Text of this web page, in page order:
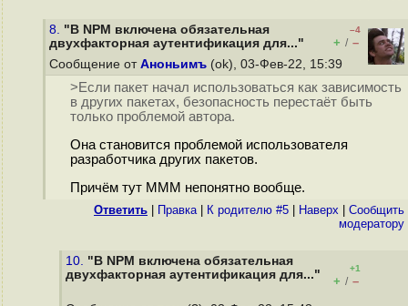
8. "В NPM включена обязательная
двухфакторная аутентификация для..."
–4
+ / –
Сообщение от Аноньимъ (ok), 03-Фев-22, 15:39
>Если пакет начал использоваться как зависимость
в других пакетах, безопасность перестаёт быть
только проблемой автора.
Она становится проблемой использователя
разработчика других пакетов.
Причём тут МММ непонятно вообще.
Ответить Правка| К родителю #5 Наверх
Cообщить
модератору
10. "В NPM включена обязательная
двухфакторная аутентификация для..."
+1
+ / –